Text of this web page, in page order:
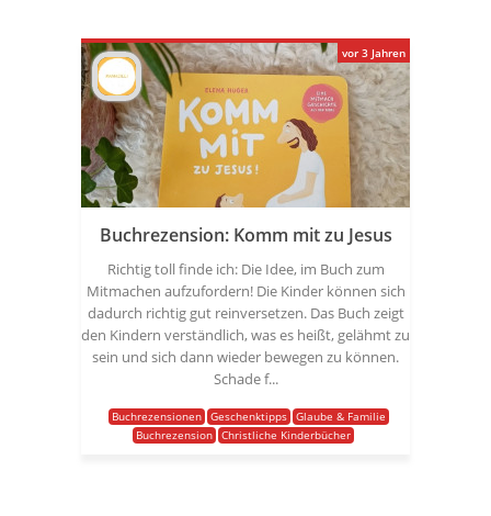
Buchrezension: Komm mit zu Jesus
Richtig toll finde ich: Die Idee, im Buch zum
Mitmachen aufzufordern! Die Kinder können sich
dadurch richtig gut reinversetzen. Das Buch zeigt
den Kindern verständlich, was es heißt, gelähmt zu
sein und sich dann wieder bewegen zu können.
Schade f...
Buchrezensionen Geschenktipps
Glaube & Familie
Buchrezension
Christliche Kinderbücher
vor 3 Jahren